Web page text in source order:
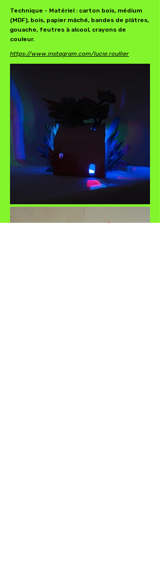
Technique - Matériel : carton bois, médium
(MDF), bois, papier mâché, bandes de plâtres,
gouache, feutres à alcool, crayons de
couleur.
https://www.instagram.com/lucie.roullier